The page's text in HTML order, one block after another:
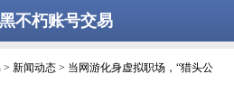
不朽账号交易
> 新闻动态 > 当网游化身虚拟职场，“猎头公